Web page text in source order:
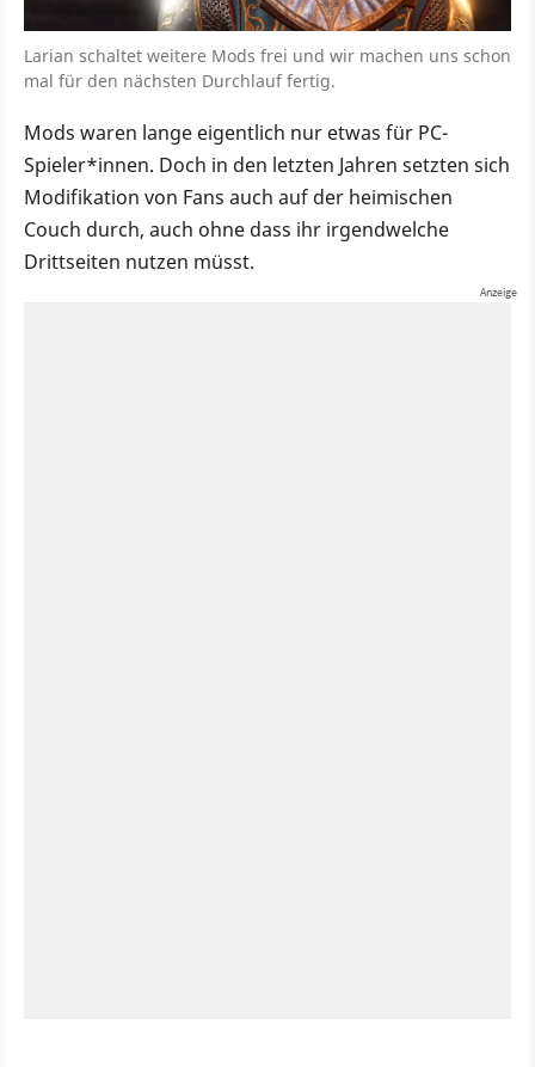
Larian schaltet weitere Mods frei und wir machen uns schon
mal für den nächsten Durchlauf fertig.
Mods waren lange eigentlich nur etwas für PC-
Spieler*innen. Doch in den letzten Jahren setzten sich
Modifikation von Fans auch auf der heimischen
Couch durch, auch ohne dass ihr irgendwelche
Drittseiten nutzen müsst.